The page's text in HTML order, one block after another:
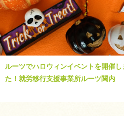
ルーツでハロウィンイベントを開催し
た！就労移行支援事業所ルーツ関内